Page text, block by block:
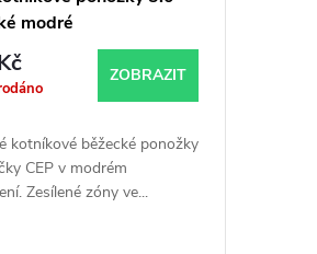
modré
ZOBRAZIT
kotníkové běžecké ponožky
CEP v modrém
Zesílené zóny ve...